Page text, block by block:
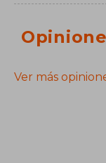
Ver más